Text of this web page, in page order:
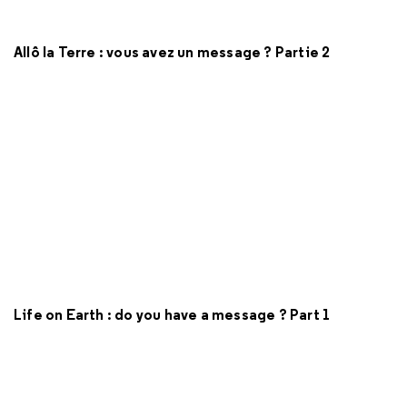
Allô la Terre : vous avez un message ? Partie 2
Life on Earth : do you have a message ? Part 1